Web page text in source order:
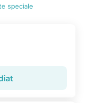
speciale